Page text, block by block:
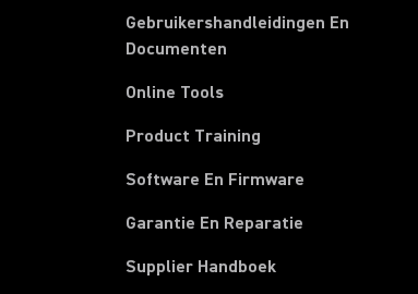
Gebruikershandleidingen En
Documenten
Online Tools
Product Training
Software En Firmware
Garantie En Reparatie
Supplier Handboek(Opens in a new